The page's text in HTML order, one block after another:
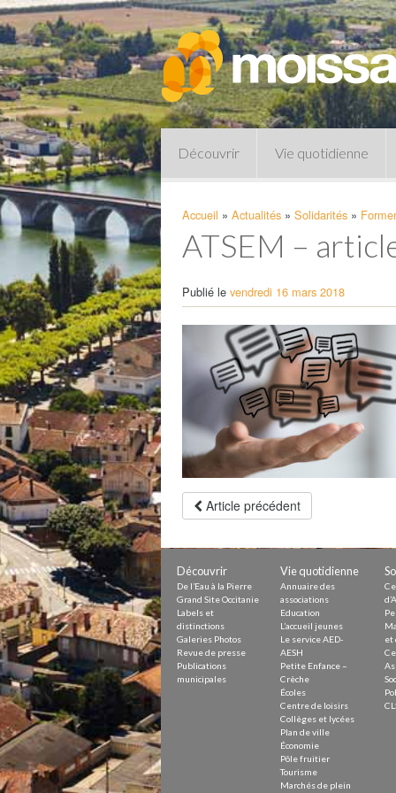
Découvrir Vie quotidienne
Pharmacies de garde
Petite Enfance – Crèche
Écoles
Centre de loisirs
Collèges et lycées
Le service AED-AESH
PAM – Pôle d’Attractivité de
Zones d’activités économiques
Animations du centre-ville
Annuaire des commerces
Démarchage
Urbanisme
Environnement
Déchets
Eau
Prévention des risques
Crues
Accueil » Actualités » Solidarités »
ATSEM –
Publié le vendredi 16 mars 2018
Article précédent
Découvrir
De l’Eau à la Pierre
Grand Site Occitanie
Labels et
distinctions
Galeries Photos
Revue de presse
Publications
municipales
Vie quotidienne
Annuaire des
associations
Education
L’accueil jeunes
Le service AED-
AESH
Petite Enfance –
Crèche
Écoles
Centre de loisirs
Collèges et lycées
Plan de ville
Économie
Pôle fruitier
Tourisme
Marchés de plein
et